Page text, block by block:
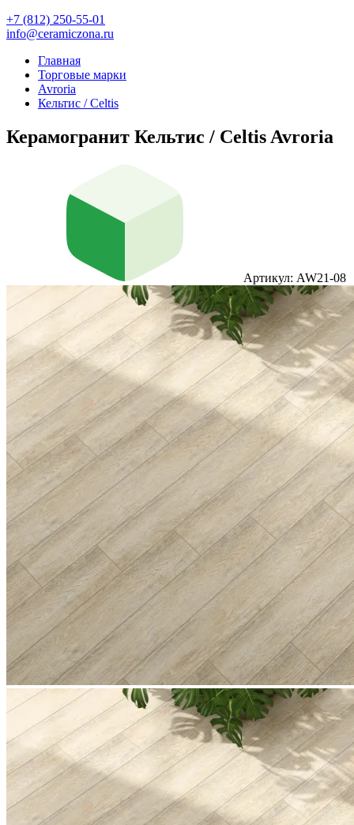
+7 (812) 250-55-01
info@ceramiczona.ru
Главная
Торговые марки
Avroria
Кельтис / Celtis
Керамогранит Кельтис / Celtis Avroria
Артикул: AW21-08